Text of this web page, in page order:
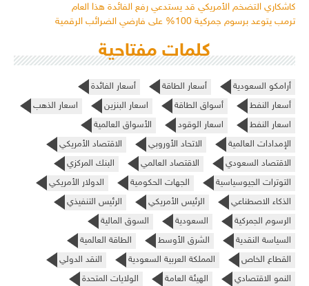
كاشكاري التضخم الأمريكي قد يستدعي رفع الفائدة هذا العام
ترمب يتوعد برسوم جمركية 100% على فارضي الضرائب الرقمية
كلمات مفتاحية
أرامكو السعودية أسعار الطاقة
أسعار الفائدة
أسعار النفط
أسواق الطاقة اسعار البنزين
اسعار الذهب
اسعار النفط
اسعار الوقود
الأسواق العالمية
الإمدادات العالمية
الاتحاد الأوروبي
الاقتصاد الأمريكي
الاقتصاد السعودي
الاقتصاد العالمي
البنك المركزي
التوترات الجيوسياسية
الجهات الحكومية
الدولار الأمريكي
الذكاء الاصطناعي
الرئيس الأمريكي
الرئيس التنفيذي
الرسوم الجمركية
السعودية
السوق المالية
السياسة النقدية
الشرق الأوسط
الطاقة العالمية
القطاع الخاص
المملكة العربية السعودية
النقد الدولي
النمو الاقتصادي
الهيئة العامة الولايات المتحدة